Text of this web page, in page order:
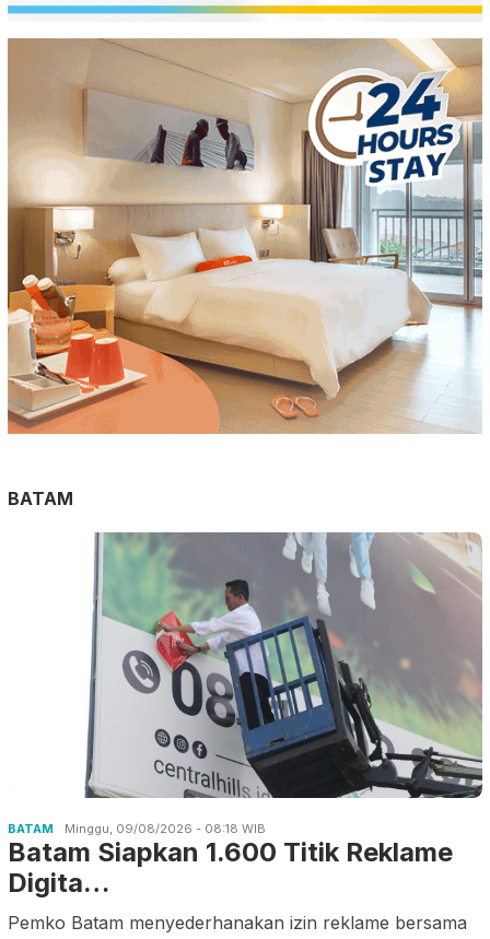
BATAM
BATAM Minggu, 09/08/2026 - 08:18 WIB
Batam Siapkan 1.600 Titik Reklame
Digita…
Pemko Batam menyederhanakan izin reklame bersama